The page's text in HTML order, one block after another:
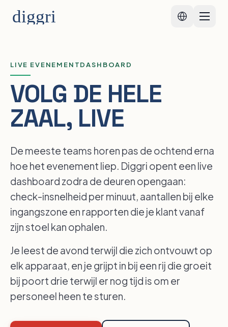
04
LIVE EVENEMENTDASHBOARD
VOLG DE HELE
ZAAL, LIVE
De meeste teams horen pas de ochtend erna
hoe het evenement liep. Diggri opent een live
dashboard zodra de deuren opengaan:
check-insnelheid per minuut, aantallen bij elke
ingangszone en rapporten die je klant vanaf
zijn stoel kan ophalen.
Je leest de avond terwijl die zich ontvouwt op
elk apparaat, en je grijpt in bij een rij die groeit
bij poort drie terwijl er nog tijd is om er
personeel heen te sturen.